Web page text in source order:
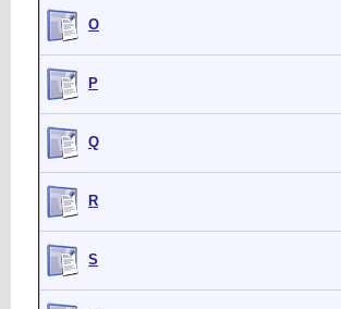
O
P
Q
R
S